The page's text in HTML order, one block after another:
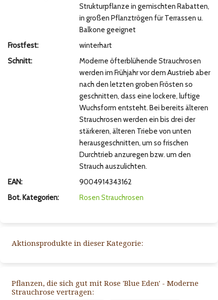
Strukturpflanze in gemischten Rabatten,
in großen Pflanztrögen für Terrassen u.
Balkone geeignet
Frostfest:
winterhart
Schnitt:
Moderne öfterblühende Strauchrosen
werden im Frühjahr vor dem Austrieb aber
nach den letzten groben Frösten so
geschnitten, dass eine lockere, luftige
Wuchsform entsteht. Bei bereits älteren
Strauchrosen werden ein bis drei der
stärkeren, älteren Triebe von unten
herausgeschnitten, um so frischen
Durchtrieb anzuregen bzw. um den
Strauch auszulichten.
EAN:
9004914343162
Bot. Kategorien:
Rosen Strauchrosen
Aktionsprodukte in dieser Kategorie:
Pflanzen, die sich gut mit Rose 'Blue Eden' - Moderne
Strauchrose vertragen: